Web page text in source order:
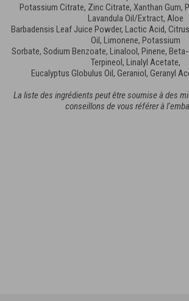
Potassium Citrate, Zinc Citrate, Xanthan Gum,
Lavandula Oil/Extract, Aloe
Barbadensis Leaf Juice Powder, Lactic Acid,
Oil, Limonene, Potassium
Sorbate, Sodium Benzoate, Linalool, Pinene,
Terpineol, Linalyl Acetate,
Eucalyptus Globulus Oil, Geraniol, Geranyl
La liste des ingrédients peut être soumise à des
conseillons de vous référer à